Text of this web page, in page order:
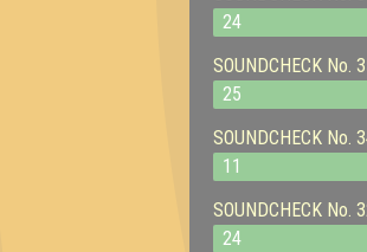
24
SOUNDCHECK No.
25
SOUNDCHECK No.
11
SOUNDCHECK
24